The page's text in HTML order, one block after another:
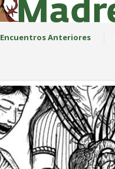
Encuentros Anteriores